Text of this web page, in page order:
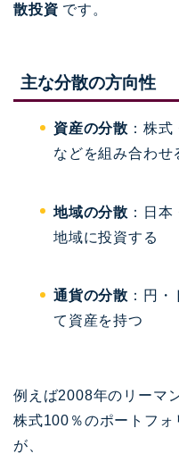
散投資 です。
主な分散の方向性
資産の分散 ：株
などを組み合わせ
地域の分散 ：日
地域に投資する
通貨の分散 ：円
て資産を持つ
例えば2008年のリーマ
株式100％のポートフォ
が、